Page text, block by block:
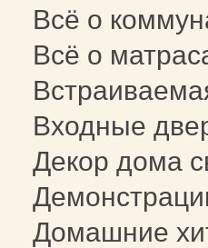
Всё о
Всё о
Входные
Декор дома
Домашние